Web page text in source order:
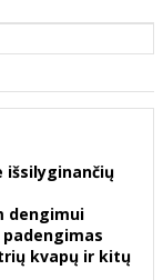
išsilyginančių
dengimui
kvapų ir kitų